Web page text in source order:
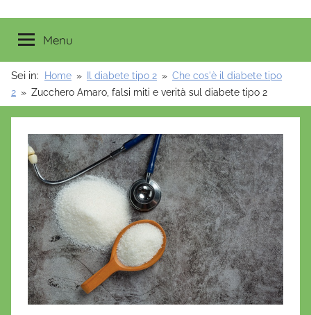
Menu
Sei in: Home Il diabete tipo 2
Che cos'è il diabete tipo
2
Zucchero Amaro, falsi miti e verità sul diabete tipo 2